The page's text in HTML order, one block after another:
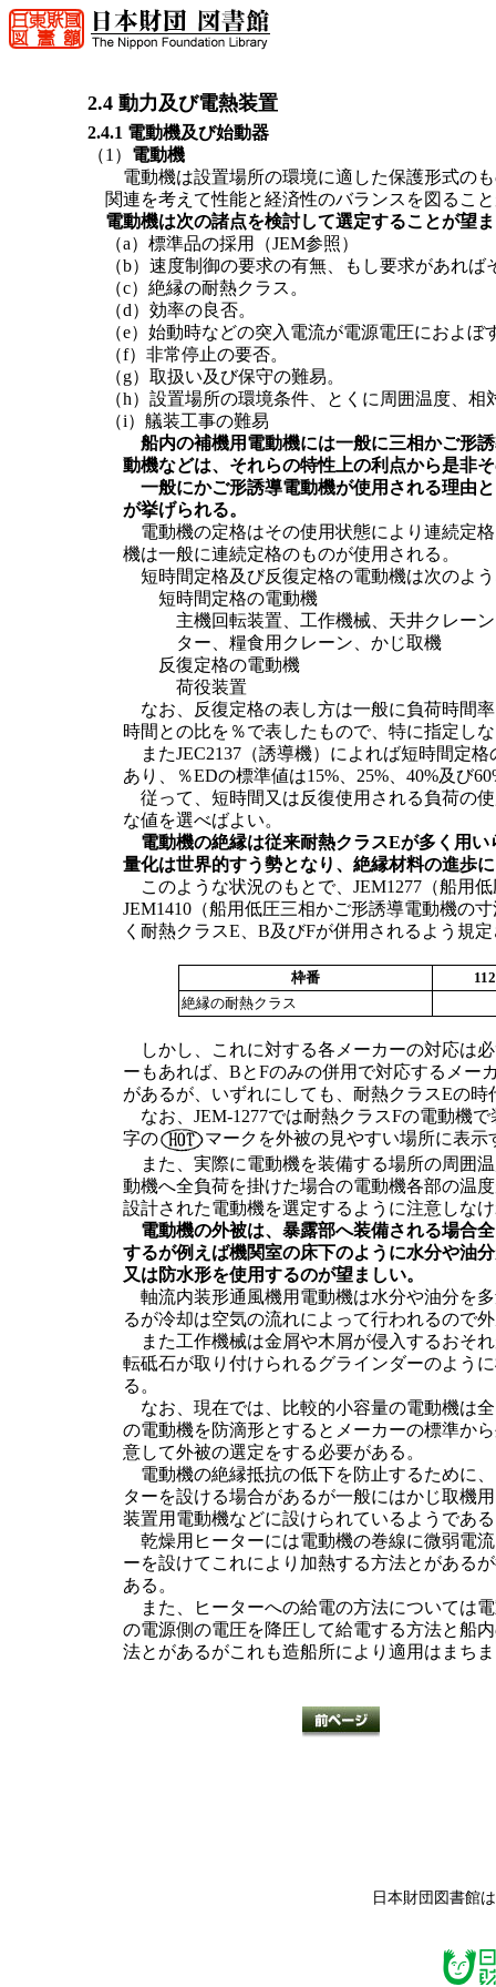
2.4 動力及び電熱装置
2.4.1 電動機及び始動器
（1） 電動機
電動機は設置場所の環境に適した保護形式の
関連を考えて性能と経済性のバランスを図るこ
電動機は次の諸点を検討して選定することが望
（a）標準品の採用（JEM参照）
（b）速度制御の要求の有無、もし要求があれ
（c）絶縁の耐熱クラス。
（d）効率の良否。
（e）始動時などの突入電流が電源電圧におよぼ
（f）非常停止の要否。
（g）取扱い及び保守の難易。
（h）設置場所の環境条件、とくに周囲温度、
（i）艤装工事の難易
船内の補機用電動機には一般に三相かご形
動機などは、それらの特性上の利点から是非
一般にかご形誘導電動機が使用される理由
が挙げられる。
電動機の定格はその使用状態により連続定
機は一般に連続定格のものが使用される。
短時間定格及び反復定格の電動機は次のよ
短時間定格の電動機
主機回転装置、工作機械、天井クレー
ター、糧食用クレーン、かじ取機
反復定格の電動機
荷役装置
なお、反復定格の表し方は一般に負荷時間
時間との比を％で表したもので、特に指定し
またJEC2137（誘導機）によれば短時間定格
あり、％EDの標準値は15%、25%、40%及び
従って、短時間又は反復使用される負荷の
な値を選べばよい。
電動機の絶縁は従来耐熱クラスEが多く用
量化は世界的すう勢となり、絶縁材料の進歩
このような状況のもとで、JEM1277（船用
JEM1410（船用低圧三相かご形誘導電動機の
く耐熱クラスE、B及びFが併用されるよう規
枠番
絶縁の耐熱クラス
しかし、これに対する各メーカーの対応は
ーもあれば、BとFのみの併用で対応するメー
があるが、いずれにしても、耐熱クラスEの
なお、JEM-1277では耐熱クラスFの電動機
字の
マークを外被の見やすい場所に表示
また、実際に電動機を装備する場所の周囲
動機へ全負荷を掛けた場合の電動機各部の温
設計された電動機を選定するように注意しな
電動機の外被は、暴露部へ装備される場合
するが例えば機関室の床下のように水分や油
又は防水形を使用するのが望ましい。
軸流内装形通風機用電動機は水分や油分を
るが冷却は空気の流れによって行われるので
また工作機械は金屑や木屑が侵入するおそ
転砥石が取り付けられるグラインダーのよう
る。
なお、現在では、比較的小容量の電動機は
の電動機を防滴形とするとメーカーの標準か
意して外被の選定をする必要がある。
電動機の絶縁抵抗の低下を防止するために
ターを設ける場合があるが一般にはかじ取機
装置用電動機などに設けられているようであ
乾燥用ヒーターには電動機の巻線に微弱電
ーを設けてこれにより加熱する方法とがある
ある。
また、ヒーターへの給電の方法については
の電源側の電圧を降圧して給電する方法と船
法とがあるがこれも造船所により適用はまち
日本財団図書館